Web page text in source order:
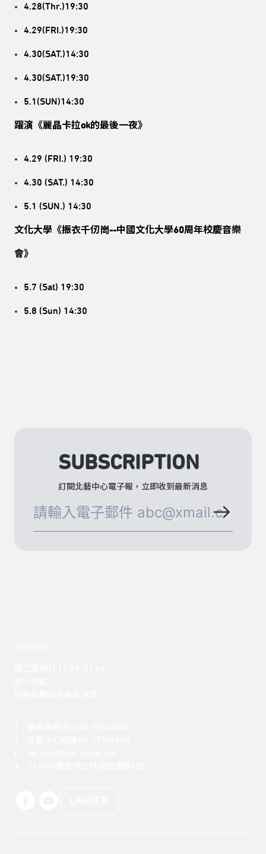
4.28(Thr.)19:30
4.29(FRI.)19:30
4.30(SAT.)14:30
4.30(SAT.)19:30
5.1(SUN)14:30
躍演《麗晶卡拉ok的最後一夜》
4.29 (FRI.) 19:30
4.30 (SAT.) 14:30
5.1 (SUN.) 14:30
文化大學《振衣千仞崗--中國文化大學60周年校慶音樂
會》
5.7 (Sat) 19:30
5.8 (Sun) 14:30
SUBSCRIPTION
訂閱北藝中心電子報，立即收到最新消息